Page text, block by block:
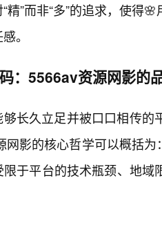
精”而非“多”的追求，使得
。
：5566av资源网影的
够长久立足并被口口相传的
网影的核心哲学可以概括
限于平台的技术瓶颈、地